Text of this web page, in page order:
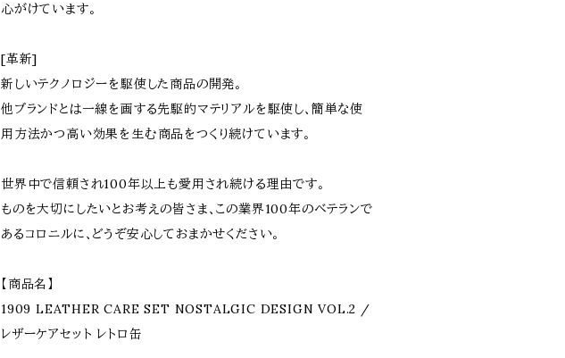
心がけています｡
[革新]
新しいテクノロジーを駆使した商品の開発｡
他ブランドとは一線を画する先駆的マテリアルを駆使し､簡単な使
用方法かつ高い効果を生む商品をつくり続けています｡
世界中で信頼され100年以上も愛用され続ける理由です｡
ものを大切にしたいとお考えの皆さま､この業界100年のベテランで
あるコロニルに､どうぞ安心しておまかせください｡
【商品名】
1909 LEATHER CARE SET NOSTALGIC DESIGN VOL.2 /
レザーケアセット レトロ缶